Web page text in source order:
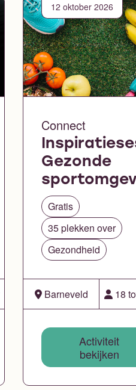
12 oktober 2026
Connect
Gezonde
Gratis
35 plekken over
Gezondheid
Barneveld 18
Activiteit
bekijken